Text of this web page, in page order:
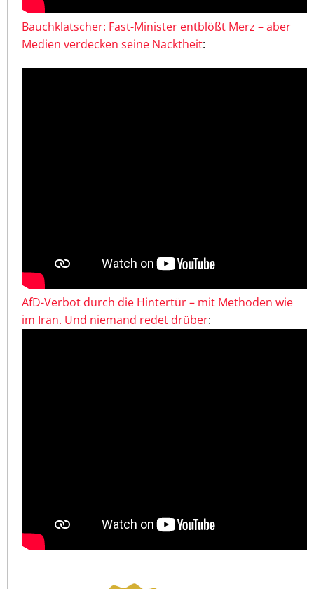
Bauchklatscher: Fast-Minister entblößt Merz – aber
Medien verdecken seine Nacktheit:
AfD-Verbot durch die Hintertür – mit Methoden wie
im Iran. Und niemand redet drüber: